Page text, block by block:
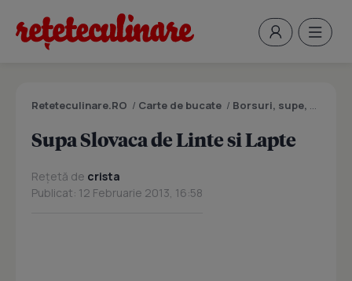
Reteteculinare.RO / Carte de bucate / Borsuri, supe, ciorbe
Supa Slovaca de Linte si Lapte
Rețetă de crista
Publicat: 12 Februarie 2013, 16:58